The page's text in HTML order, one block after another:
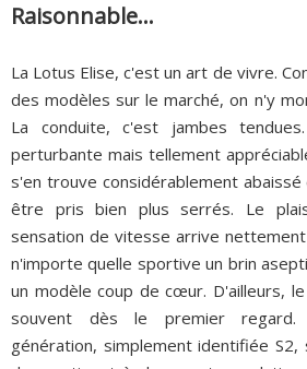
Raisonnable...
La Lotus Elise, c'est un art de vivre.
des modèles sur le marché, on n'y
La conduite, c'est jambes
perturbante mais tellement
s'en trouve considérablement
être pris bien plus serrés. Le
sensation de vitesse arrive
n'importe quelle sportive un brin
un modèle coup de cœur. D'ailleurs,
souvent dès le premier regard.
génération, simplement identifiée S2,